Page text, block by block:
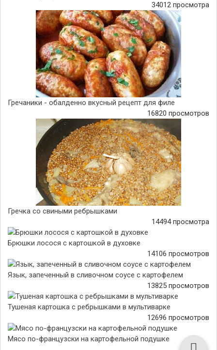
34012 просмотра
Гречаники - обалденно вкусный рецепт для филе
16820 просмотров
Гречка со свиными ребрышками
14494 просмотра
Брюшки лосося с картошкой в духовке
14106 просмотров
Язык, запеченный в сливочном соусе с картофелем
13825 просмотров
Тушеная картошка с ребрышками в мультиварке
12696 просмотров
Мясо по-французски на картофельной подушке